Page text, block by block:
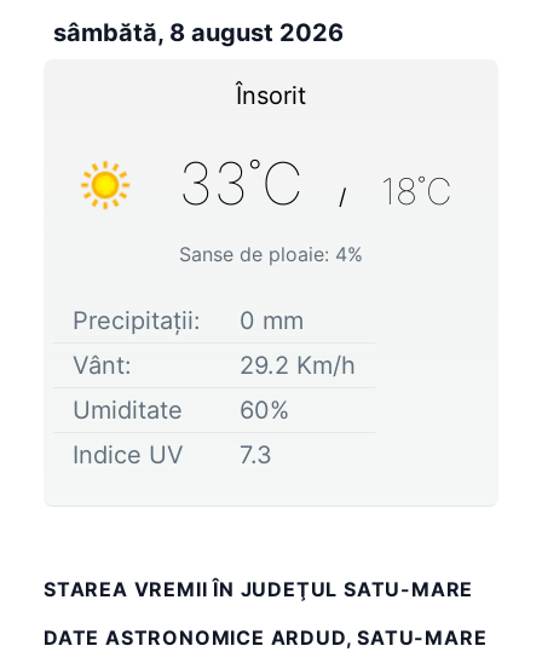
sâmbătă, 8 august 2026
Însorit
33˚C / 18˚C
Sanse de ploaie: 4%
Precipitații: 0 mm
Vânt:
29.2 Km/h
Umiditate
60%
Indice UV
7.3
STAREA VREMII ÎN JUDEŢUL SATU-MARE
DATE ASTRONOMICE ARDUD, SATU-MARE